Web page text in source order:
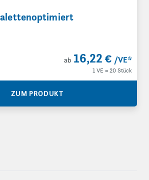
ab 16,22 € /VE*
1 VE = 20 Stück
ZUM PRODUKT